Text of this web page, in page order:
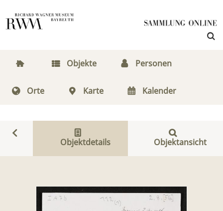
Objekte Personen
Orte Karte Kalender
Objektdetails Objektansicht